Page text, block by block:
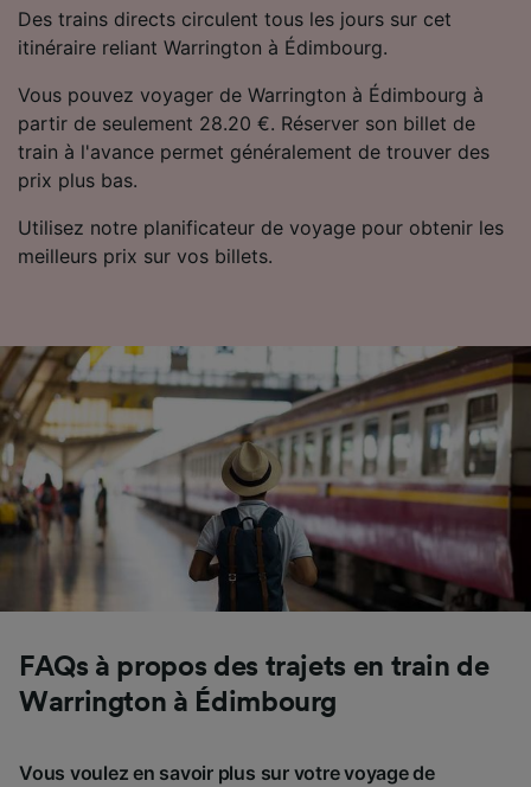
Des trains directs circulent tous les jours sur cet
itinéraire reliant Warrington à Édimbourg.
Vous pouvez voyager de Warrington à Édimbourg à
partir de seulement 28.20 €. Réserver son billet de
train à l'avance permet généralement de trouver des
prix plus bas.
Utilisez notre planificateur de voyage pour obtenir les
meilleurs prix sur vos billets.
FAQs à propos des trajets en train de
Warrington à Édimbourg
Vous voulez en savoir plus sur votre voyage de